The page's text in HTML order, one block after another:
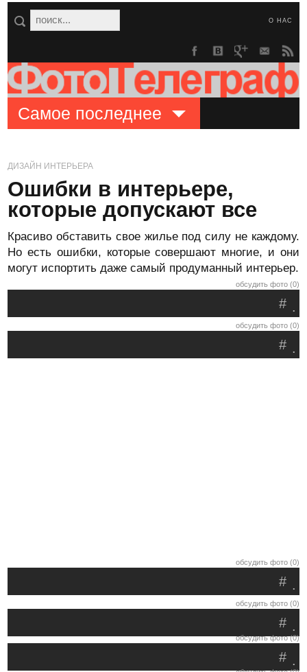
О НАС
Самое последнее
ДИЗАЙН ИНТЕРЬЕРА
Ошибки в интерьере,
которые допускают все
Красиво обставить свое жилье под силу не каждому.
Но есть ошибки, которые совершают многие, и они
могут испортить даже самый продуманный интерьер.
обсудить фото (0)
.
#
обсудить фото (0)
.
#
обсудить фото (0)
.
#
обсудить фото (0)
.
#
обсудить фото (0)
.
#